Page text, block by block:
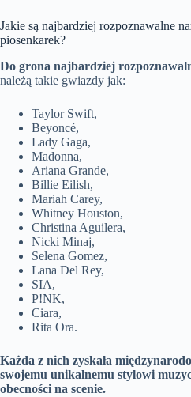
Jakie są najbardziej rozpoznawalne
piosenkarek?
Do grona najbardziej
należą takie gwiazdy jak:
Taylor Swift,
Beyoncé,
Lady Gaga,
Madonna,
Ariana Grande,
Billie Eilish,
Mariah Carey,
Whitney Houston,
Christina Aguilera,
Nicki Minaj,
Selena Gomez,
Lana Del Rey,
SIA,
P!NK,
Ciara,
Rita Ora.
Każda z nich zyskała
swojemu unikalnemu stylowi
obecności na scenie.